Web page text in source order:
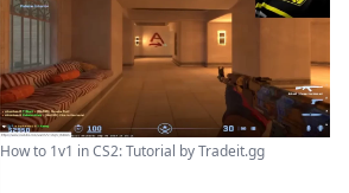
How to 1v1 in CS2: Tutorial by Tradeit.gg